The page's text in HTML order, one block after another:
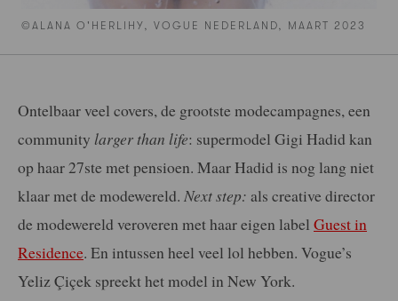
©ALANA O'HERLIHY, VOGUE NEDERLAND, MAART 2023
Ontelbaar veel covers, de grootste modecampagnes, een
community larger than life: supermodel Gigi Hadid kan
op haar 27ste met pensioen. Maar Hadid is nog lang niet
klaar met de modewereld. Next step: als creative director
de modewereld veroveren met haar eigen label Guest in
Residence. En intussen heel veel lol hebben. Vogue’s
Yeliz Çiçek spreekt het model in New York.